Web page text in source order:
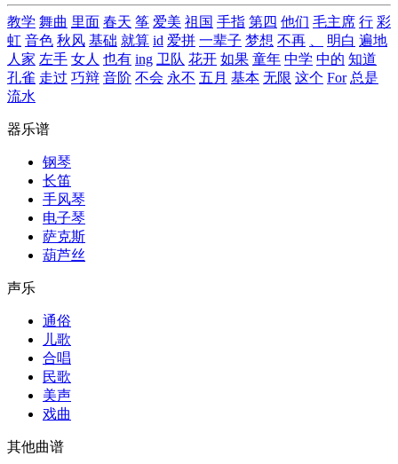
教学 舞曲 里面 春天 筝 爱美 祖国 手指 第四 他们 毛主席 行 彩
虹 音色 秋风 基础 就算 id 爱拼 一辈子 梦想 不再 明白 遍地
人家 左手 女人 也有 ing 卫队 花开 如果 童年 中学 中的 知道
孔雀 走过 巧辩 音阶 不会 永不 五月 基本 无限 这个 For 总是
流水
器乐谱
钢琴
长笛
手风琴
电子琴
萨克斯
葫芦丝
声乐
通俗
儿歌
合唱
民歌
美声
戏曲
其他曲谱